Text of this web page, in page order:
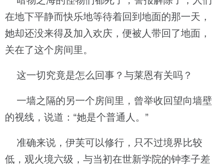
在地下平静而快乐地等待着回到地面的那一天，
她却还没来得及加入欢庆，便被人带回了地面，
关在了这个房间里。
这一切究竟是怎么回事？与莱恩有关吗？
一墙之隔的另一个房间里，曾举收回望向墙壁
的视线，说道：“她是个普通人。”
准确来说，伊芙可以修行，只不过境界比较
低，观火境六级，与当初在世新学院的钟李子差